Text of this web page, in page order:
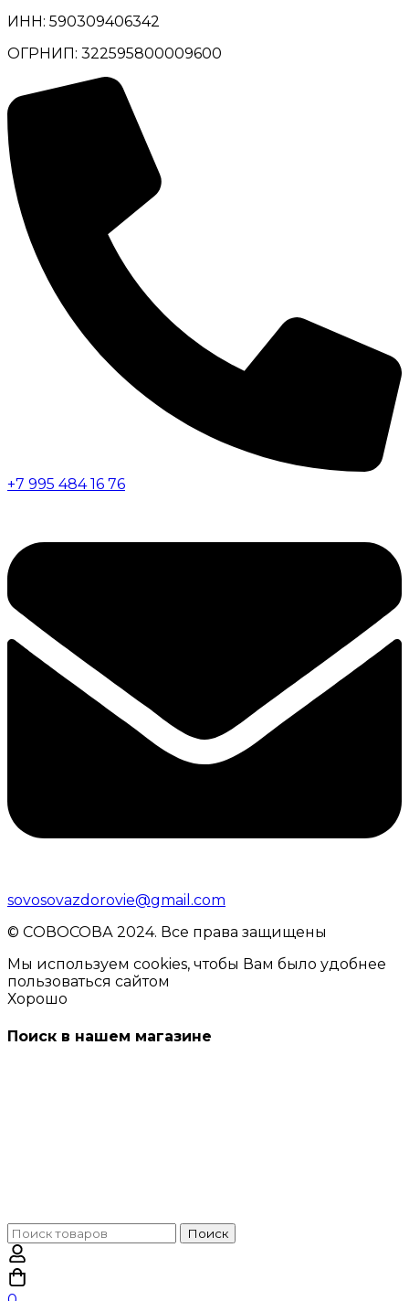
ИНН: 590309406342
ОГРНИП: 322595800009600
+7 995 484 16 76
sovosovazdorovie@gmail.com
© CОВОСОВА 2024. Все права защищены
Мы используем cookies, чтобы Вам было удобнее
пользоваться сайтом
Хорошо
Поиск в нашем магазине
Поиск
по:
Поиск